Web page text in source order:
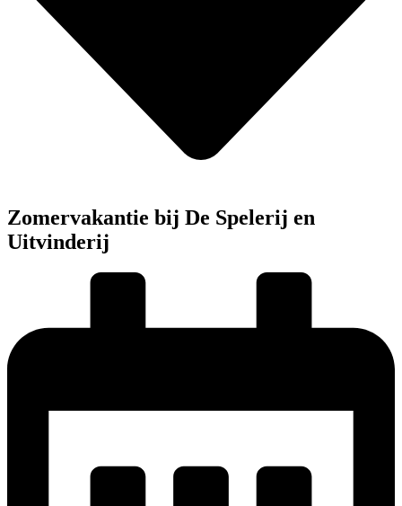
Zomervakantie bij De Spelerij en
Uitvinderij